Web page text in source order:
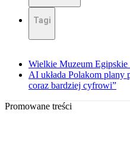
Tagi
Wielkie Muzeum Egipskie
AI układa Polakom plany
coraz bardziej cyfrowi”
Promowane treści